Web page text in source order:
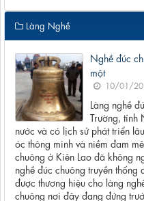
Làng Nghề
Nghề đúc
một
10/01/
Làng nghề
Trường, tỉnh
nước và có lịch sử phát triển
óc thông minh và niềm đam
chuông ở Kiên Lao đã không
nghề đúc chuông truyền
được thương hiệu cho làng
chuông nơi đây đang đứng